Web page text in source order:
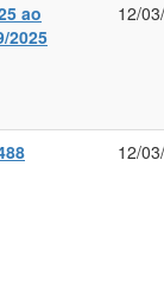
ao
2025
12/
12/